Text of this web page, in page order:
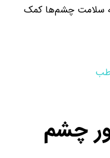
به سلامت چشم‌ها کمک
چشم